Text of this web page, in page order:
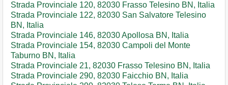
Strada Provinciale 120, 82030 Frasso Telesino BN, Italia
Strada Provinciale 122, 82030 San Salvatore Telesino
BN, Italia
Strada Provinciale 146, 82030 Apollosa BN, Italia
Strada Provinciale 154, 82030 Campoli del Monte
Taburno BN, Italia
Strada Provinciale 21, 82030 Frasso Telesino BN, Italia
Strada Provinciale 290, 82030 Faicchio BN, Italia